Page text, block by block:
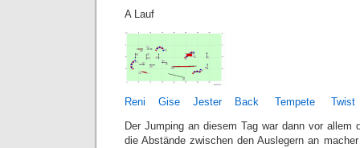
A Lauf
Reni Gise Jester Back Tempete
Twist
Der Jumping an diesem Tag war dann vor allem
die Abstände zwischen den Auslegern an